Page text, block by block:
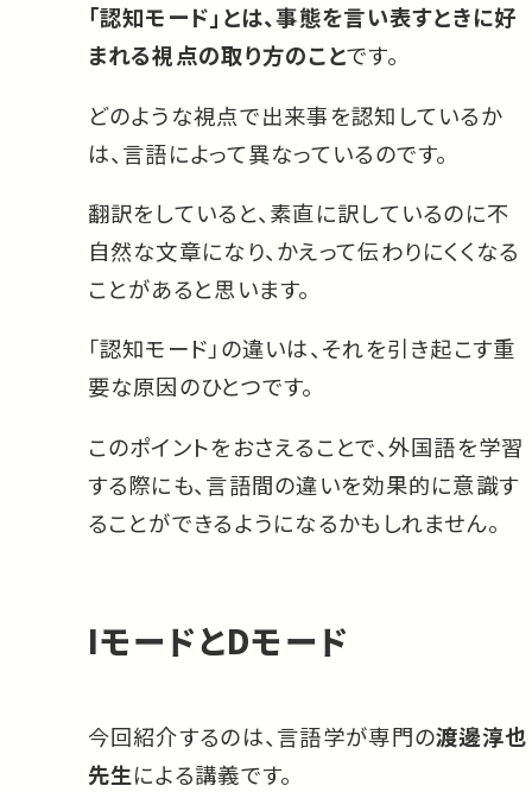
「認知モード」とは、事態を言い表すときに好
まれる視点の取り方のことです。
どのような視点で出来事を認知しているか
は、言語によって異なっているのです。
翻訳をしていると、素直に訳しているのに不
自然な文章になり、かえって伝わりにくくなる
ことがあると思います。
「認知モード」の違いは、それを引き起こす重
要な原因のひとつです。
このポイントをおさえることで、外国語を学習
する際にも、言語間の違いを効果的に意識す
ることができるようになるかもしれません。
IモードとDモード
今回紹介するのは、言語学が専門の渡邊淳也
先生による講義です。